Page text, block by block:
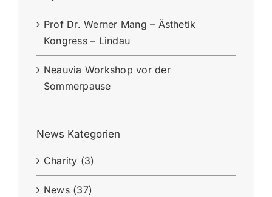
Prof Dr. Werner Mang – Ästhetik
Kongress – Lindau
Neauvia Workshop vor der
Sommerpause
News Kategorien
Charity (3)
News (37)